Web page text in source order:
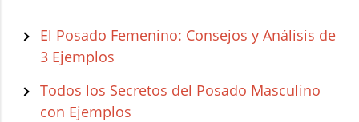
El Posado Femenino: Consejos y Análisis de
3 Ejemplos
Todos los Secretos del Posado Masculino
con Ejemplos